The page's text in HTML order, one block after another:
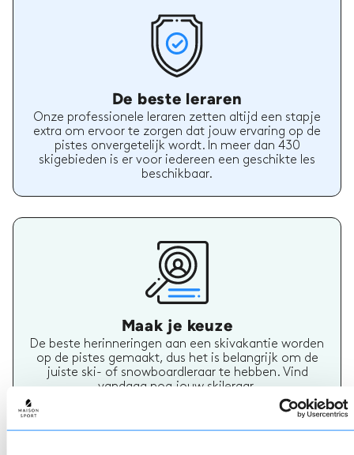
De beste leraren
Onze professionele leraren zetten altijd een stapje
extra om ervoor te zorgen dat jouw ervaring op de
pistes onvergetelijk wordt. In meer dan 430
skigebieden is er voor iedereen een geschikte les
beschikbaar.
Maak je keuze
De beste herinneringen aan een skivakantie worden
op de pistes gemaakt, dus het is belangrijk om de
juiste ski- of snowboardleraar te hebben. Vind
vandaag nog jouw skileraar.